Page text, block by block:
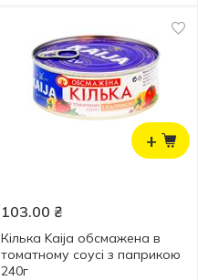
+
103.00 ₴
Кілька Kaija обсмажена в
томатному соусі з паприкою
240г